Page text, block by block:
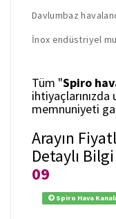
Davlumbaz
İnox endüstriyel
Tüm "Spiro
memnuniyeti
Arayın
Detaylı
09
Spiro Hava